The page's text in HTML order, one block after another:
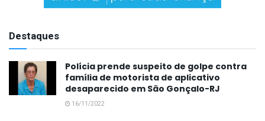
Destaques
Polícia prende suspeito de golpe contra
família de motorista de aplicativo
desaparecido em São Gonçalo-RJ
16/11/2022